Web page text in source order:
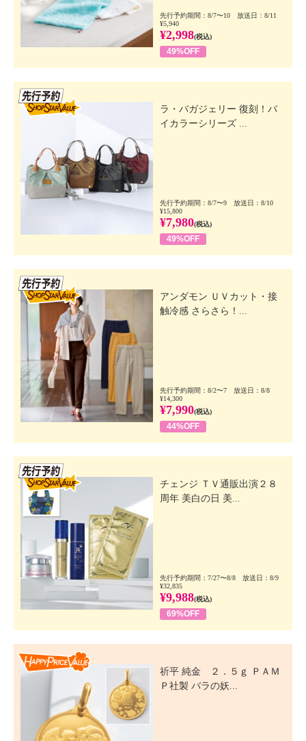
先行予約期間：8/7〜10 放送日：8/11
¥5,940
¥2,998(税込)
49%OFF
ラ・バガジェリー 復刻！バ
イカラーシリーズ ...
先行予約期間：8/7〜9 放送日：8/10
¥15,800
¥7,980(税込)
49%OFF
アンダモン ＵＶカット・接
触冷感 さらさら！...
先行予約期間：8/2〜7 放送日：8/8
¥14,300
¥7,990(税込)
44%OFF
チェンジ ＴＶ通販出演２８
周年 美白の日 美...
先行予約期間：7/27〜8/8 放送日：8/9
¥32,835
¥9,988(税込)
69%OFF
祈平 純金 ２．５ｇ ＰＡＭ
Ｐ社製 バラの妖...